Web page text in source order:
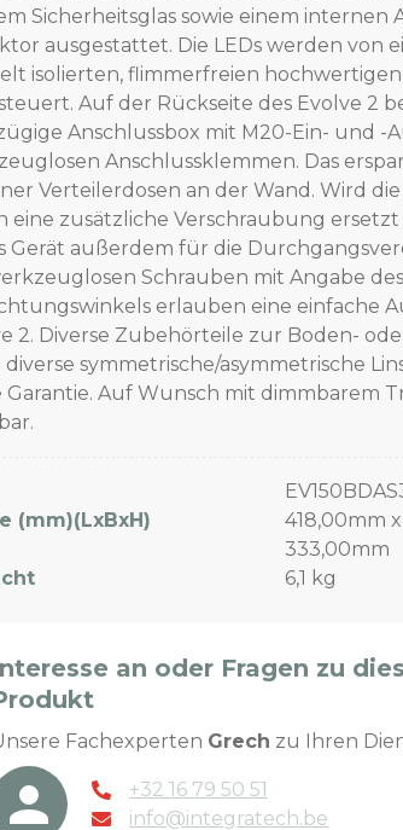
Sicherheitsglas sowie einem internen
ausgestattet. Die LEDs werden von
isolierten, flimmerfreien
Auf der Rückseite des Evolve 2
Anschlussbox mit M20-Ein- und -
Anschlussklemmen. Das
Verteilerdosen an der Wand. Wird
eine zusätzliche Verschraubung ersetzt
Gerät außerdem für die
Schrauben mit Angabe des
erlauben eine einfache
2. Diverse Zubehörteile zur Boden-
diverse symmetrische/asymmetrische
Garantie. Auf Wunsch mit dimmbarem
(mm)(LxBxH)
418,00mm
333,00mm
6,1 kg
an oder Fragen zu
Fachexperten Grech zu Ihren
+32 16 79 50 51
info@integratech.be